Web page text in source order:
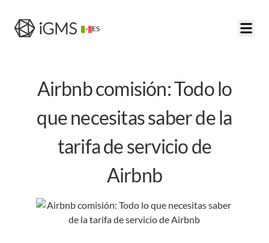
ES
Airbnb comisión: Todo lo
que necesitas saber de la
tarifa de servicio de
Airbnb